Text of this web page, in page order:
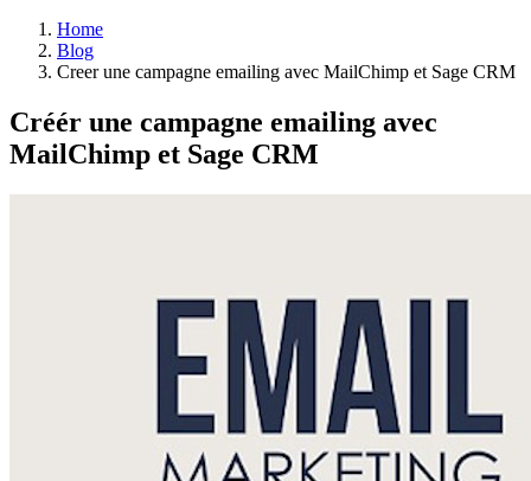
Home
Blog
Creer une campagne emailing avec MailChimp et Sage CRM
Créér une campagne emailing avec
MailChimp et Sage CRM